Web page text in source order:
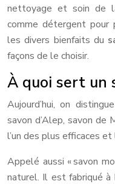
nettoyage et soin de
comme détergent pour
les divers bienfaits du
façons de le choisir.
À quoi sert un
Aujourd’hui, on
savon d’Alep, savon de
l’un des plus efficaces
Appelé aussi « savon
naturel. Il est fabriqué à